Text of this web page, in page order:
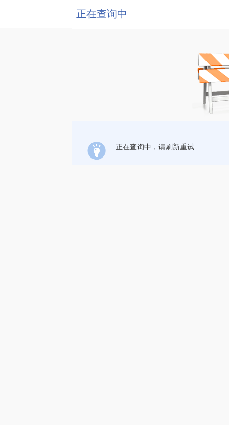
正在查询中
正在查询中，请刷新重试